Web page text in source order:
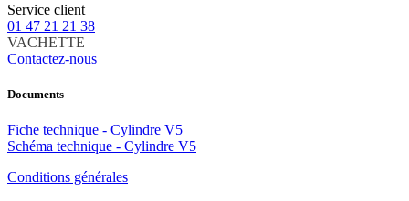
Service client
01 47 21 21 38
VACHETTE
Contactez-nous
Documents
Fiche technique - Cylindre V5
Schéma technique - Cylindre V5
Conditions générales